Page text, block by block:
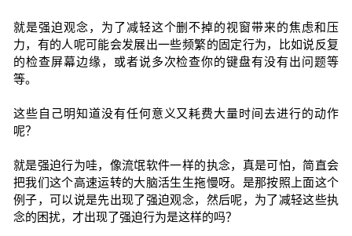
就是强迫观念，为了减轻这个删不掉的视窗带来的焦虑和压
力，有的人呢可能会发展出一些频繁的固定行为，比如说反复
的检查屏幕边缘，或者说多次检查你的键盘有没有出问题等
等。
这些自己明知道没有任何意义又耗费大量时间去进行的动作
呢？
就是强迫行为哇，像流氓软件一样的执念，真是可怕，简直会
把我们这个高速运转的大脑活生生拖慢呀。是那按照上面这个
例子，可以说是先出现了强迫观念，然后呢，为了减轻这些执
念的困扰，才出现了强迫行为是这样的吗？